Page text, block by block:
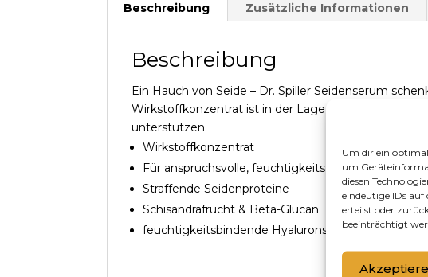
Um dir ein
um
diesen
eindeutige IDs
erteilst oder
beeinträchtigt
Beschreibung Zusätzliche Informationen
Beschreibung
Ein Hauch von Seide – Dr. Spiller Seidenserum
Wirkstoffkonzentrat ist in der Lage, tief in untere
unterstützen.
Wirkstoffkonzentrat
Für anspruchsvolle, feuchtigkeitsarme Haut
Straffende Seidenproteine
Schisandrafrucht & Beta-Glucan
feuchtigkeitsbindende Hyaluronsäure